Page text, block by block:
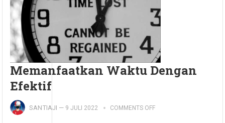
Memanfaatkan Waktu Dengan
Efektif
SANTIAJI — 9 JULI 2022 COMMENTS OFF